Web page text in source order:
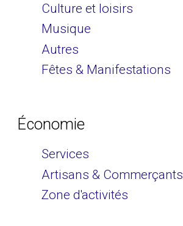
Culture et loisirs
Musique
Autres
Fêtes & Manifestations
Économie
Services
Artisans & Commerçants
Zone d'activités